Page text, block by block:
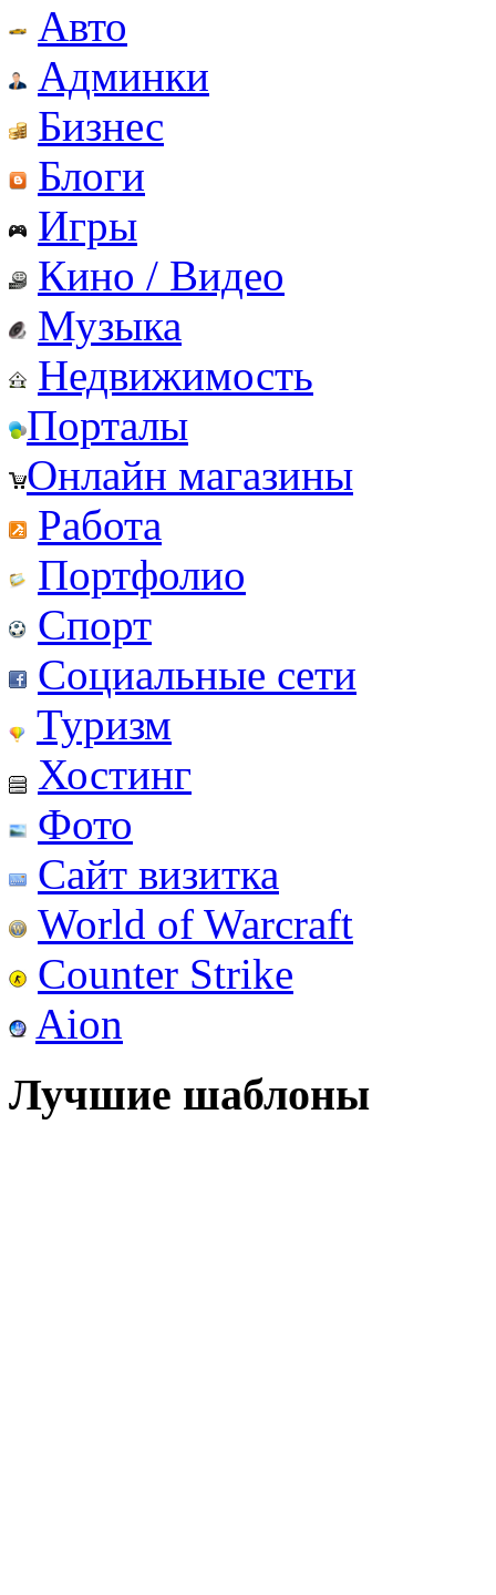
Авто
Админки
Бизнес
Блоги
Игры
Кино / Видео
Музыка
Недвижимость
Порталы
Онлайн магазины
Работа
Портфолио
Спорт
Социальные сети
Туризм
Хостинг
Фото
Сайт визитка
World of Warcraft
Counter Strike
Aion
Лучшие шаблоны